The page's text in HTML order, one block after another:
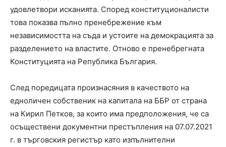
удовлетвори исканията. Според конституционалисти
това показва пълно пренебрежение към
независимостта на съда и устоите на демокрацията за
разделението на властите. Отново е пренебрегната
Конституцията на Република България.
След поредицата произнасяния в качеството на
едноличен собственик на капитала на ББР от страна
на Кирил Петков, за които има предположения, че са
осъществени документни престъпления на 07.07.2021
г. в търговския регистър като изпълнителни